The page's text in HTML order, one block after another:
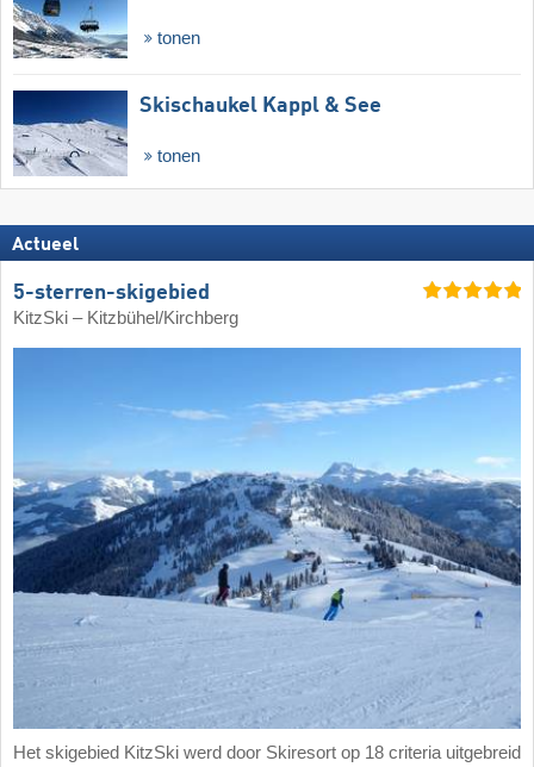
tonen
Skischaukel Kappl & See
tonen
Actueel
5-sterren-skigebied
KitzSki – Kitzbühel/​Kirchberg
Het skigebied KitzSki werd door Skiresort op 18 criteria uitgebreid